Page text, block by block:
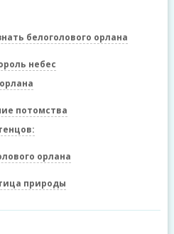
белоголового орлана
небес
потомства
орлана
природы